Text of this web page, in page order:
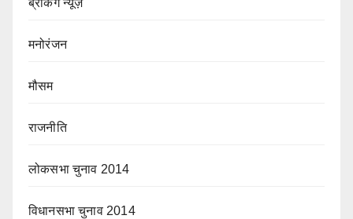
ब्रेकिंग न्यूज़
मनोरंजन
मौसम
राजनीति
लोकसभा चुनाव 2014
विधानसभा चुनाव 2014